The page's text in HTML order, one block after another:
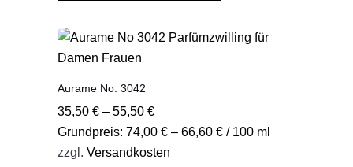
mehrere
können
Aurame No. 3042
35,50€ –55,50€
Grundpreis:74,00€ –66,60€ / 100 ml
zzgl.Versandkosten